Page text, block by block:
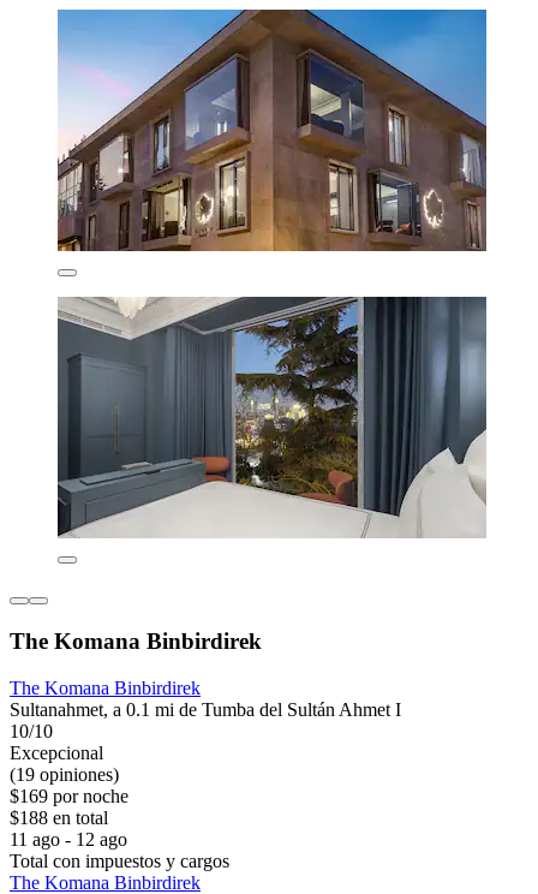
The Komana Binbirdirek
The Komana Binbirdirek
Sultanahmet, a 0.1 mi de Tumba del Sultán Ahmet I
10/10
Excepcional
(19 opiniones)
$169 por noche
$188 en total
11 ago - 12 ago
Total con impuestos y cargos
The Komana Binbirdirek